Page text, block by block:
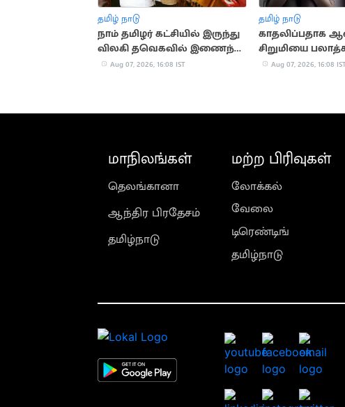
தமிழ் நாடு
நாம் தமிழர் கட்சியில் இருந்து
விலகி தவெகவில் இணைந்த
புகழேந்தி மாறன்
Aug 07, 2026, 16:08 IST
தமிழ் நாடு
காதலிப்பதாக
சிறுமியை
சிறுவன்
Aug 07, 2026, 16:08
மாநிலங்கள்
தெலங்கானா
ஆந்திர பிரதேசம்
தமிழ்நாடு
மற்ற பிரிவுகள்
லோக்கல்
வேலை
டிரெண்டிங்
தமிழ்நாடு